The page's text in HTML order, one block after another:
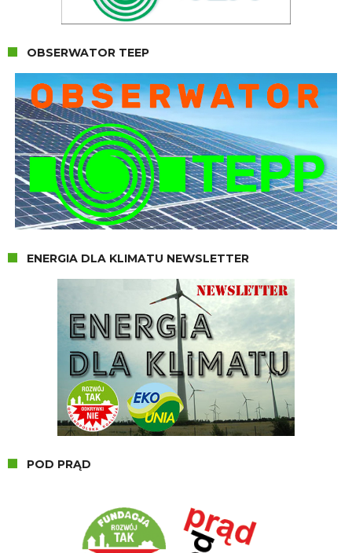
OBSERWATOR TEEP
ENERGIA DLA KLIMATU NEWSLETTER
POD PRĄD